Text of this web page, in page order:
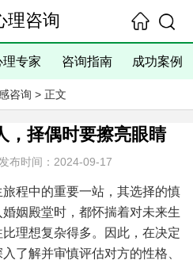
理咨询
理专家 咨询指南 成功案例
咨询 > 正文
，择偶时要擦亮眼睛
布时间：2024-09-17
程中的重要一站，其选择的慎
姻殿堂时，都怀揣着对未来生
理想复杂得多。因此，在决定
了解并审慎评估对方的性格、